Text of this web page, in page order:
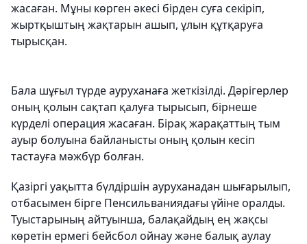
жасаған. Мұны көрген әкесі бірден суға секіріп,
жыртқыштың жақтарын ашып, ұлын құтқаруға
тырысқан.
Бала шұғыл түрде ауруханаға жеткізілді. Дәрігерлер
оның қолын сақтап қалуға тырысып, бірнеше
күрделі операция жасаған. Бірақ жарақаттың тым
ауыр болуына байланысты оның қолын кесіп
тастауға мәжбүр болған.
Қазіргі уақытта бүлдіршін ауруханадан шығарылып,
отбасымен бірге Пенсильваниядағы үйіне оралды.
Туыстарының айтуынша, балақайдың ең жақсы
көретін ермегі бейсбол ойнау және балық аулау